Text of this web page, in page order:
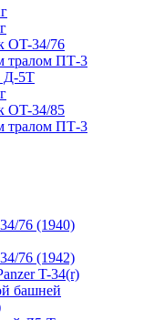
OT-34/76
тралом ПТ-3
Д-5Т
ОT-34/85
тралом ПТ-3
76 (1940)
76 (1942)
T-34(r)
башней